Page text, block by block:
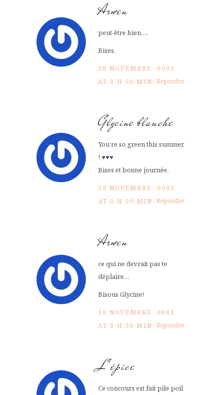
Arwen
peut-être bien….
Bises.
30 NOVEMBRE -0001
AT 0 H 00 MIN Répondre
Glycine blanche
You’re so green this summer
! ♥♥♥
Bises et bonne journée.
30 NOVEMBRE -0001
AT 0 H 00 MIN Répondre
Arwen
ce qui ne devrait pas te
déplaire…
Bisous Glycine!
30 NOVEMBRE -0001
AT 0 H 00 MIN Répondre
L'épice
Ce concours est fait pile poil